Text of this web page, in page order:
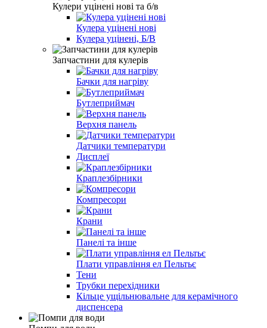
Кулери уцінені нові та б/в
Кулера уцінені нові
Кулера уцінені, Б/В
Запчастини для кулерів
Бачки для нагріву
Бутлеприймач
Верхня панель
Датчики температури
Дисплеї
Краплезбірники
Компресори
Крани
Панелі та інше
Плати управління ел Пельтьє
Тени
Трубки перехідники
Кільце ущільнювальне для керамічного
диспенсера